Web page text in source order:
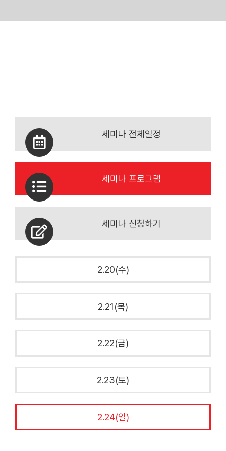
세미나 전체일정
세미나 프로그램
세미나 신청하기
2.20(수)
2.21(목)
2.22(금)
2.23(토)
2.24(일)